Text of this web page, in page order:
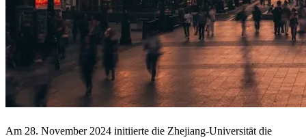
Am 28. November 2024 initiierte die Zhejiang-Universität die